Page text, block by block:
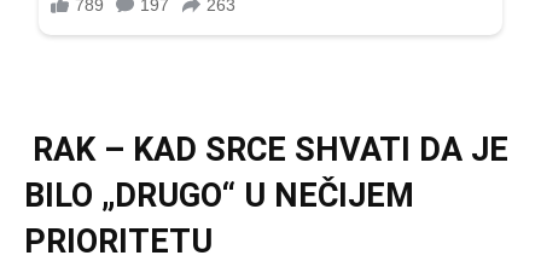
RAK – KAD SRCE SHVATI DA JE
BILO „DRUGO“ U NEČIJEM
PRIORITETU